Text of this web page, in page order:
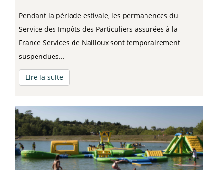
Pendant la période estivale, les permanences du
Service des Impôts des Particuliers assurées à la
France Services de Nailloux sont temporairement
suspendues...
Lire la suite